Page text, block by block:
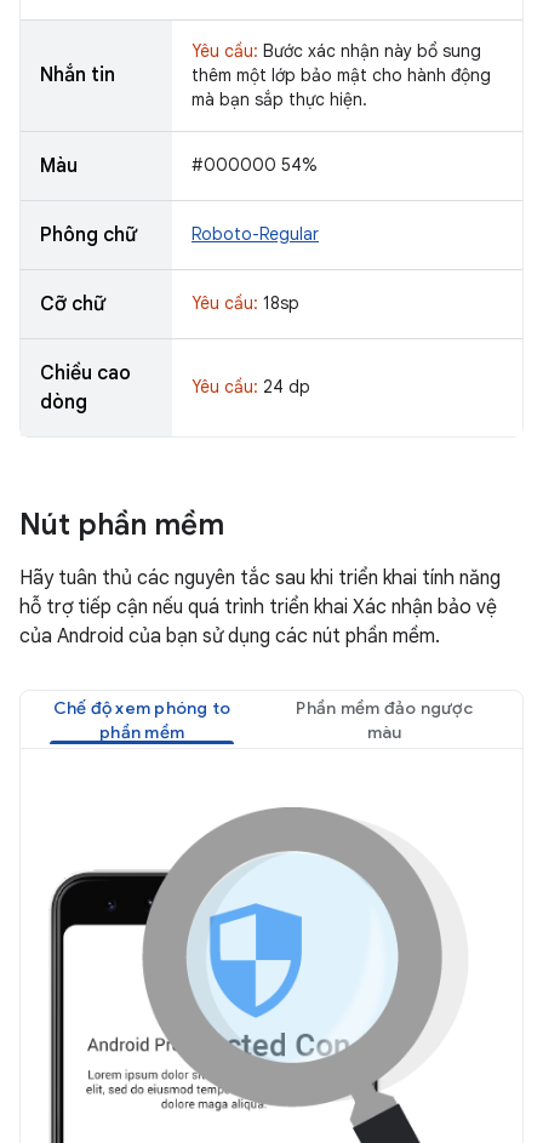
Nhắn tin
Yêu cầu: Bước xác nhận này bổ sung
thêm một lớp bảo mật cho hành động
mà bạn sắp thực hiện.
Màu #000000 54%
Phông chữ Roboto-Regular
Cỡ chữ Yêu cầu: 18sp
Chiều cao
dòng
Yêu cầu: 24 dp
Nút phần mềm
Hãy tuân thủ các nguyên tắc sau khi triển khai tính năng
hỗ trợ tiếp cận nếu quá trình triển khai Xác nhận bảo vệ
của Android của bạn sử dụng các nút phần mềm.
Chế độ xem phóng to
phần mềm
Phần mềm đảo ngược
màu